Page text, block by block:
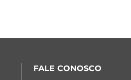
FALE CONOSCO